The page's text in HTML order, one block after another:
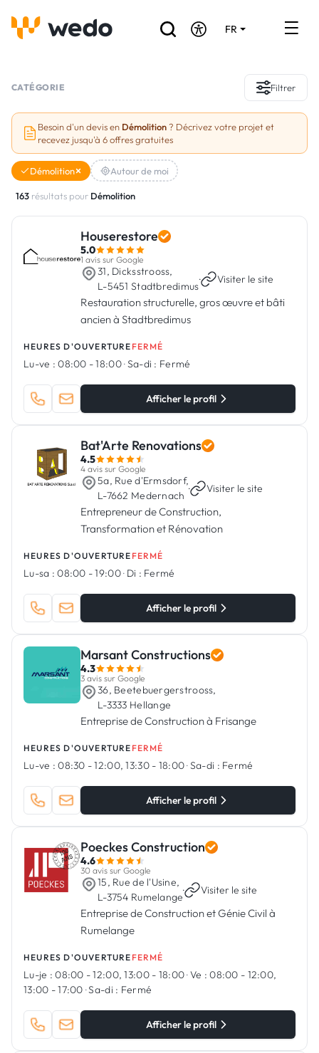
FR
Réalisations
Aides et subventions
Vous êtes un Artisan ?
CATÉGORIE Filtrer
Besoin d'un devis en Démolition ? Décrivez votre projet et
recevez jusqu'à 6 offres gratuites
Démolition Autour de moi
163 résultats pour Démolition
Houserestore
5.0
1 avis sur Google
31, Dicksstrooss,
L-5451 Stadtbredimus
· Visiter le site
Restauration structurelle, gros œuvre et bâti
ancien à Stadtbredimus
HEURES D'OUVERTURE FERMÉ
Lu-ve : 08:00 - 18:00·Sa-di : Fermé
Afficher le profil
Bat'Arte Renovations
4.5
4 avis sur Google
5a, Rue d'Ermsdorf,
L-7662 Medernach
· Visiter le site
Entrepreneur de Construction,
Transformation et Rénovation
HEURES D'OUVERTURE FERMÉ
Lu-sa : 08:00 - 19:00· Di : Fermé
Afficher le profil
Marsant Constructions
4.3
3 avis sur Google
36, Beetebuergerstrooss,
L-3333 Hellange
Entreprise de Construction à Frisange
HEURES D'OUVERTURE FERMÉ
Lu-ve : 08:30 - 12:00, 13:30 - 18:00·Sa-di : Fermé
Afficher le profil
Poeckes Construction
4.6
30 avis sur Google
15, Rue de l'Usine,
L-3754 Rumelange
· Visiter le site
Entreprise de Construction et Génie Civil à
Rumelange
HEURES D'OUVERTURE FERMÉ
Lu-je : 08:00 - 12:00, 13:00 - 18:00·Ve : 08:00 - 12:00,
13:00 - 17:00 ·Sa-di : Fermé
Afficher le profil